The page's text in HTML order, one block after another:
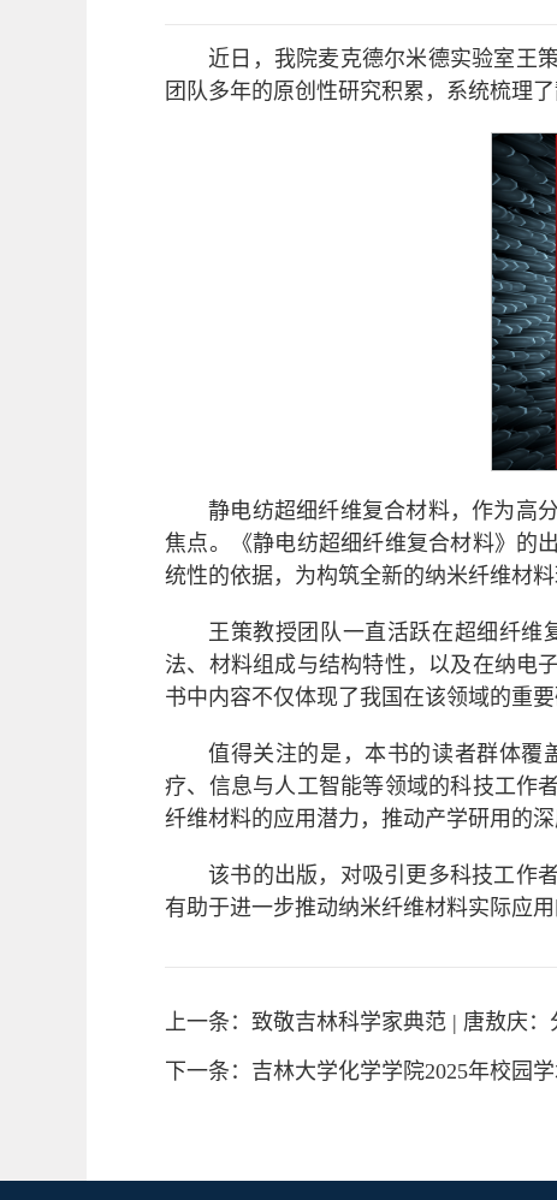
近日，我院麦克德尔米德实验室王
团队多年的原创性研究积累，系统梳理
静电纺超细纤维复合材料，作为高
焦点。《静电纺超细纤维复合材料》的
统性的依据，为构筑全新的纳米纤维材
王策教授团队一直活跃在超细纤维
法、材料组成与结构特性，以及在纳电
书中内容不仅体现了我国在该领域的重
值得关注的是，本书的读者群体覆
疗、信息与人工智能等领域的科技工作
纤维材料的应用潜力，推动产学研用的深
该书的出版，对吸引更多科技工作
有助于进一步推动纳米纤维材料实际应
上一条：致敬吉林科学家典范 | 唐敖庆：
下一条：吉林大学化学学院2025年校园